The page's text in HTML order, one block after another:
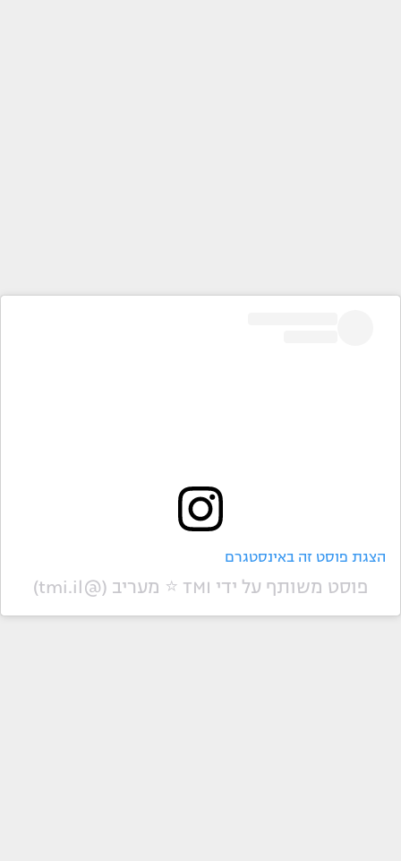
הצגת פוסט זה באינסטגרם
פוסט משותף על ידי ‏‎TMI ⭐️ מעריב‎‏ (@‏‎tmi.il‎‏)